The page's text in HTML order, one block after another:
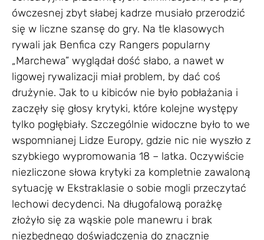
ówczesnej zbyt słabej kadrze musiało przerodzić
się w liczne szansę do gry. Na tle klasowych
rywali jak Benfica czy Rangers popularny
„Marchewa” wyglądał dość słabo, a nawet w
ligowej rywalizacji miał problem, by dać coś
drużynie. Jak to u kibiców nie było pobłażania i
zaczęły się głosy krytyki, które kolejne występy
tylko pogłębiały. Szczególnie widoczne było to we
wspomnianej Lidze Europy, gdzie nic nie wyszło z
szybkiego wypromowania 18 – latka. Oczywiście
niezliczone słowa krytyki za kompletnie zawaloną
sytuację w Ekstraklasie o sobie mogli przeczytać
lechowi decydenci. Na długofalową porażkę
złożyło się za wąskie pole manewru i brak
niezbędnego doświadczenia do znacznie